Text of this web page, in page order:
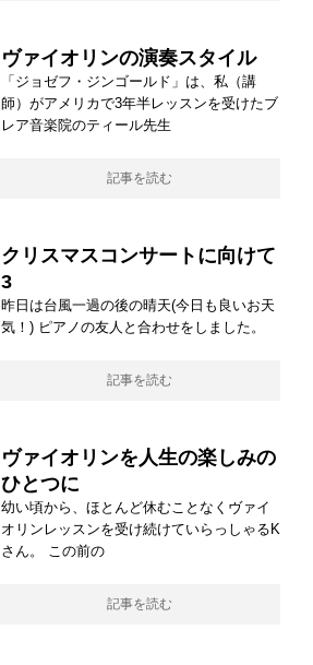
ヴァイオリンの演奏スタイル
「ジョゼフ・ジンゴールド」は、私（講
師）がアメリカで3年半レッスンを受けたブ
レア音楽院のティール先生
記事を読む
クリスマスコンサートに向けて
3
昨日は台風一過の後の晴天(今日も良いお天
気！) ピアノの友人と合わせをしました。
記事を読む
ヴァイオリンを人生の楽しみの
ひとつに
幼い頃から、ほとんど休むことなくヴァイ
オリンレッスンを受け続けていらっしゃるK
さん。 この前の
記事を読む